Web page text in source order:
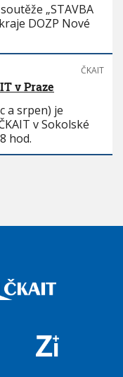
„STAVBA
DOZP Nové
ČKAIT
v Praze
a srpen) je
v Sokolské
hod.